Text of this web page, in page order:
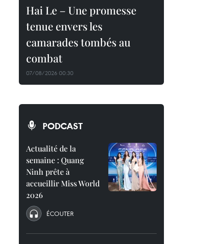
Hai Le – Une promesse
tenue envers les
camarades tombés au
combat
07/08/2026 00:30
PODCAST
Actualité de la
semaine : Quang
Ninh prête à
accueillir Miss World
2026
ÉCOUTER